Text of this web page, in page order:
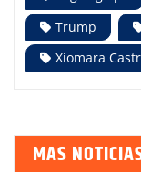
Trump
Xiomara
MAS